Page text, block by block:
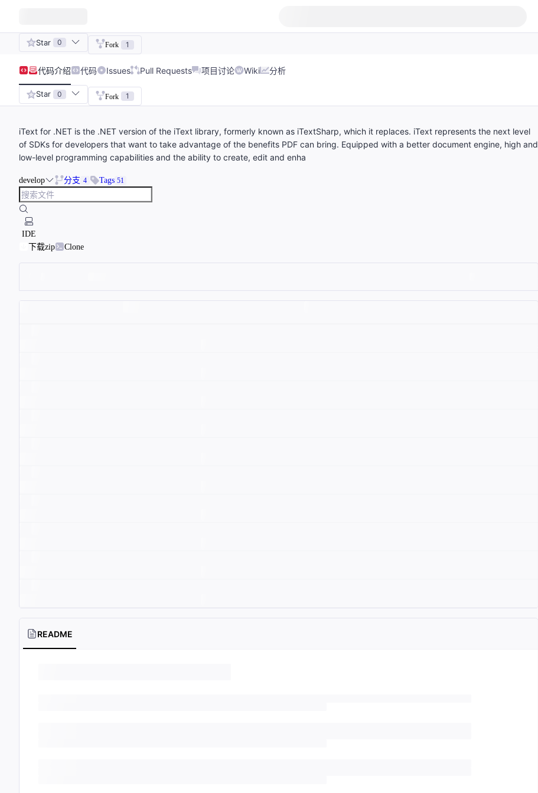
Star 0 Fork 1
代码介绍 代码 Issues Pull Requests 项目讨论 Wiki 分析
Star 0 Fork 1
iText for .NET is the .NET version of the iText library, formerly known as iTextSharp, which it replaces. iText represents the next level
of SDKs for developers that want to take advantage of the benefits PDF can bring. Equipped with a better document engine, high and
low-level programming capabilities and the ability to create, edit and enha
develop 分支 4 Tags 51
IDE
下载zip
Clone
README